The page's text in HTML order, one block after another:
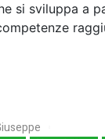
si sviluppa a